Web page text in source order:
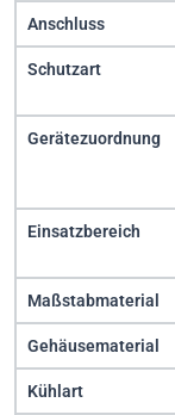
Anschluss
Schutzart
Gerätezuordnung
Einsatzbereich
Maßstabmaterial
Gehäusematerial
Kühlart